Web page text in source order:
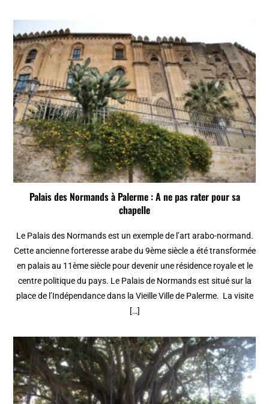
Palais des Normands à Palerme : A ne pas rater pour sa
chapelle
Le Palais des Normands est un exemple de l’art arabo-normand.
Cette ancienne forteresse arabe du 9ème siècle a été transformée
en palais au 11ème siècle pour devenir une résidence royale et le
centre politique du pays. Le Palais de Normands est situé sur la
place de l’Indépendance dans la Vieille Ville de Palerme. La visite
[…]